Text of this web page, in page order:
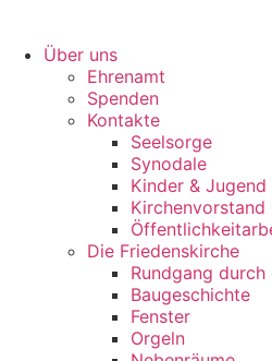
Über uns
Ehrenamt
Spenden
Kontakte
Seelsorge
Synodale
Kinder & Jugend
Kirchenvorstand
Die Friedenskirche
Rundgang
Baugeschichte
Fenster
Orgeln